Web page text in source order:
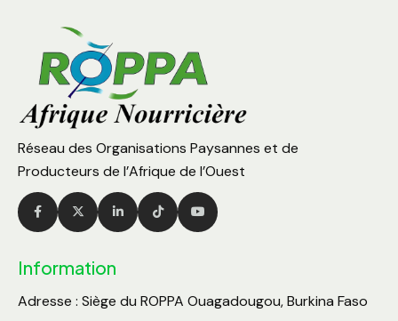
Réseau des Organisations Paysannes et de
Producteurs de l’Afrique de l’Ouest
Information
Adresse : Siège du ROPPA Ouagadougou, Burkina Faso